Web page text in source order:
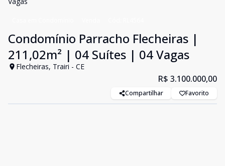
Condomínio Parracho Flecheiras |
211,02m² | 04 Suítes | 04 Vagas
Flecheiras, Trairi - CE
R$ 3.100.000,00
Compartilhar Favorito